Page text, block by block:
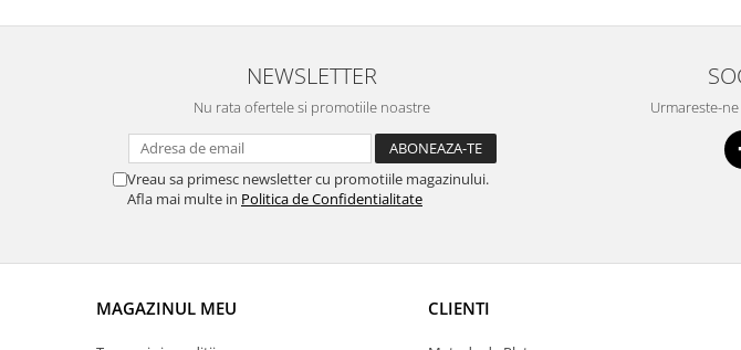
NEWSLETTER
Nu rata ofertele si promotiile noastre
Vreau sa primesc newsletter cu promotiile magazinului.
Afla mai multe in Politica de Confidentialitate
Urmareste-
MAGAZINUL MEU CLIENTI